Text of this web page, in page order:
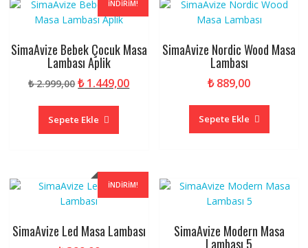
İNDIRIM!
SimaAvize Bebek Çocuk Masa
Lambası Aplik
₺2.999,00Orijinal
₺ 2.999,00.
₺1.449,00Şu
Sepete Ekle
SimaAvize Nordic Wood Masa
Lambası
₺889,00
Sepete Ekle
İNDIRIM!
SimaAvize Led Masa Lambası SimaAvize Modern Masa
Lambası 5